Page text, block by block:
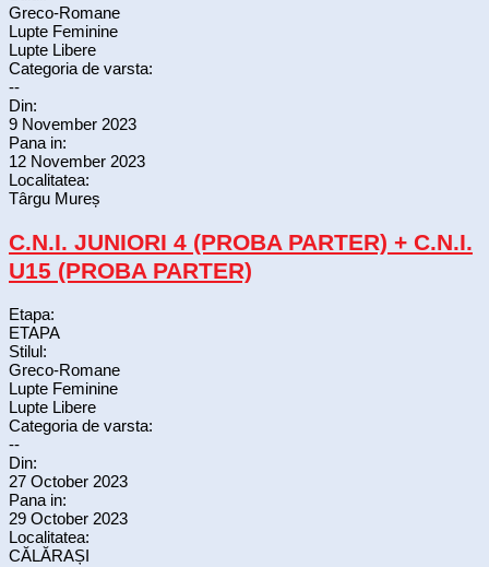
Greco-Romane
Lupte Feminine
Lupte Libere
Categoria de varsta:
--
Din:
9 November 2023
Pana in:
12 November 2023
Localitatea:
Târgu Mureș
C.N.I. JUNIORI 4 (PROBA PARTER) + C.N.I.
U15 (PROBA PARTER)
Etapa:
ETAPA
Stilul:
Greco-Romane
Lupte Feminine
Lupte Libere
Categoria de varsta:
--
Din:
27 October 2023
Pana in:
29 October 2023
Localitatea:
CĂLĂRAȘI